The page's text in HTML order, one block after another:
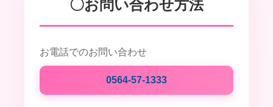
〇お問い合わせ方法
お電話でのお問い合わせ
0564-57-1333